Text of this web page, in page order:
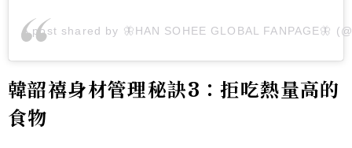
A post shared by 🦋HAN SOHEE GLOBAL FANPAGE🦋
韓韶禧身材管理秘訣3：拒吃熱量高的
食物